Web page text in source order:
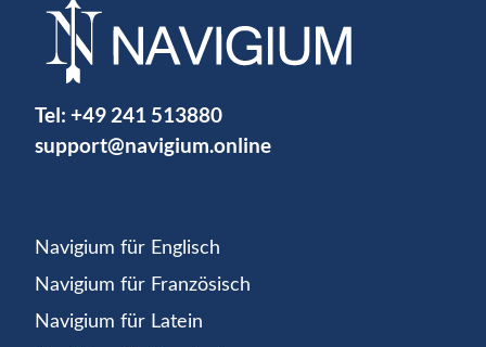
Tel: +49 241 513880
support@navigium.online
Navigium für Englisch
Navigium für Französisch
Navigium für Latein